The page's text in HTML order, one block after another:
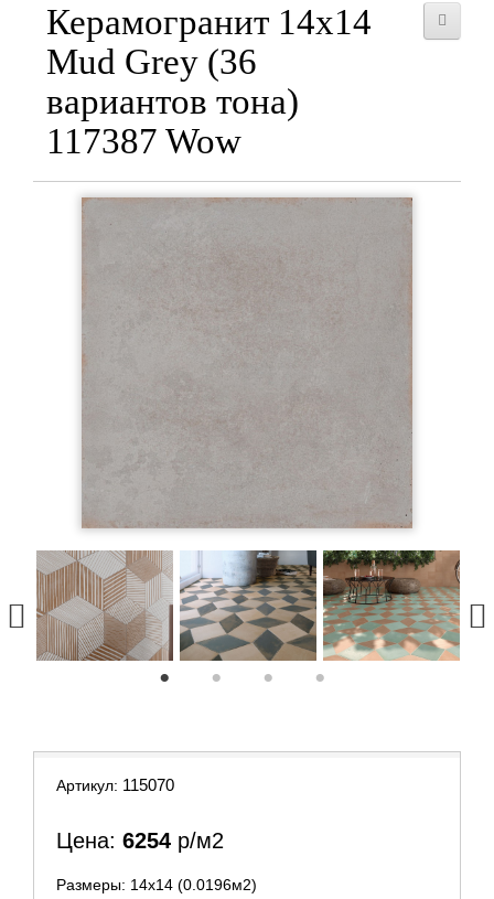
Керамогранит 14x14
Mud Grey (36
вариантов тона)
117387 Wow
Артикул: 115070
Цена: 6254 р/м2
Размеры: 14х14 (0.0196м2)